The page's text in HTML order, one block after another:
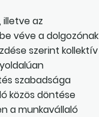
az
véve a dolgozónak
szerint kollektív
szabadsága
közös döntése
a munkavállaló